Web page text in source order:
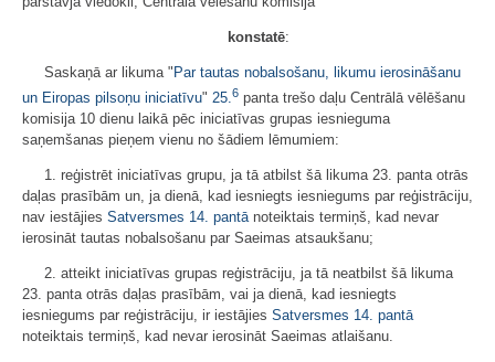
konstatē:
Saskaņā ar likuma " Par tautas nobalsošanu, likumu ierosināšanu
un Eiropas pilsoņu iniciatīvu" 25.6 panta trešo daļu Centrālā vēlēšanu
komisija 10 dienu laikā pēc iniciatīvas grupas iesnieguma
saņemšanas pieņem vienu no šādiem lēmumiem:
1. reģistrēt iniciatīvas grupu, ja tā atbilst šā likuma 23. panta otrās
daļas prasībām un, ja dienā, kad iesniegts iesniegums par reģistrāciju,
nav iestājies Satversmes 14. pantānoteiktais termiņš, kad nevar
ierosināt tautas nobalsošanu par Saeimas atsaukšanu;
2. atteikt iniciatīvas grupas reģistrāciju, ja tā neatbilst šā likuma
23. panta otrās daļas prasībām, vai ja dienā, kad iesniegts
iesniegums par reģistrāciju, ir iestājies Satversmes 14. pantā
noteiktais termiņš, kad nevar ierosināt Saeimas atlaišanu.